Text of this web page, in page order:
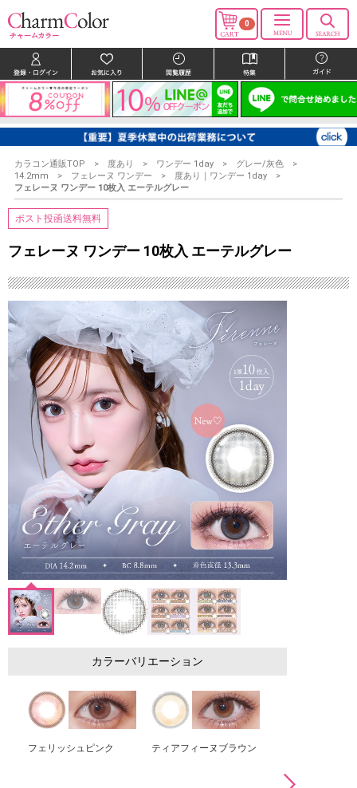
0
カラコン通販TOP 度あり ワンデー 1day
グレー/灰色
14.2mm
フェレーヌ ワンデー
度あり｜ワンデー 1day
フェレーヌ ワンデー 10枚入 エーテルグレー
ポスト投函送料無料
フェレーヌ ワンデー 10枚入 エーテルグレー
カラーバリエーション
フェリッシュピンク ティアフィーヌブラウン